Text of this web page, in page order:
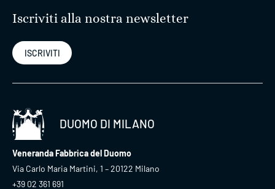
Iscriviti alla nostra newsletter
ISCRIVITI
DUOMO DI MILANO
Veneranda Fabbrica del Duomo
Via Carlo Maria Martini, 1 – 20122 Milano
+39 02 361 691